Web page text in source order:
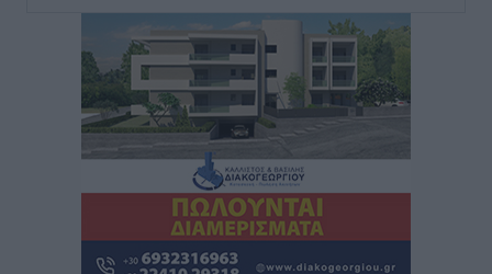
δεν υπάρχουν περιθώρια εφησυχασμού
Ειδήσεις• πριν 3 ώρες
Στον Άγιο Νικόλαο Χάλκης ανοίγει ξανά το
ανανεωμένο εκκλησιαστικό μουσείο από τη Λέσχη
Τοπικές Ειδήσεις• πριν 3 ώρες
Ρόδος: «Βουλιάζει» από τουρίστες – Πάνω από 1 εκατ.